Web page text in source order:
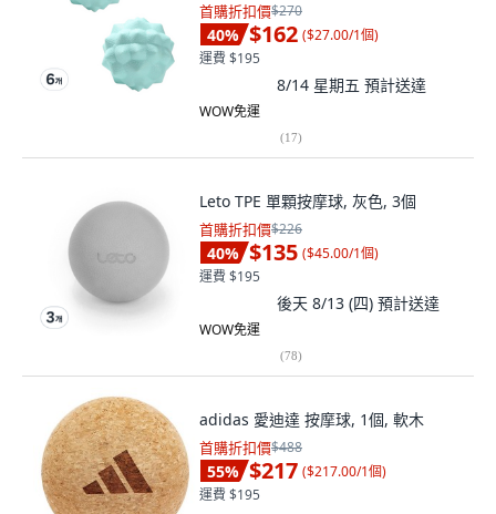
首購折扣價$270
40% $162 ($27.00/1個)
運費 $195
8/14 星期五 預計送達
WOW免運
(17)
Leto TPE 單顆按摩球, 灰色, 3個
首購折扣價$226
40% $135 ($45.00/1個)
運費 $195
後天 8/13 (四) 預計送達
WOW免運
(78)
adidas 愛迪達 按摩球, 1個, 軟木
首購折扣價$488
55% $217 ($217.00/1個)
運費 $195